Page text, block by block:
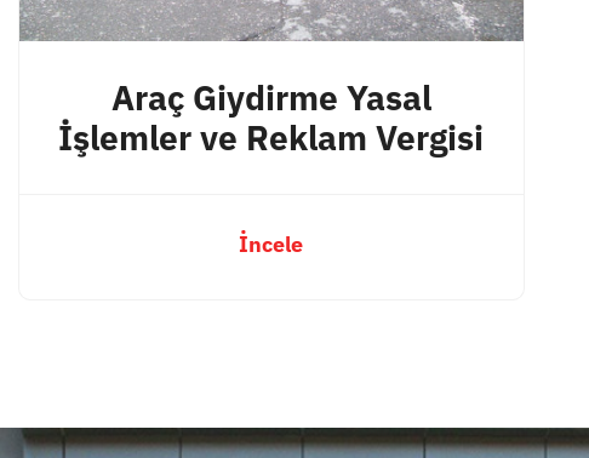
Araç Giydirme Yasal
İşlemler ve Reklam Vergisi
İncele